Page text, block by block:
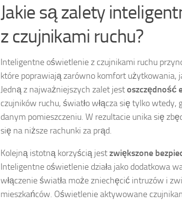
Jakie są zalety
z czujnikami ruchu?
Inteligentne oświetlenie z czujnikami ruchu
które poprawiają zarówno komfort użytkowania,
Jedną z najważniejszych zalet jestoszczędność
czujników ruchu, światło włącza się tylko
danym pomieszczeniu. W rezultacie unika się
się na niższe rachunki za prąd.
Kolejną istotną korzyścią jestzwiększone
Inteligentne oświetlenie działa jako dodatkowa
włączenie światła może zniechęcić intruzów i
mieszkańców. Oświetlenie aktywowane